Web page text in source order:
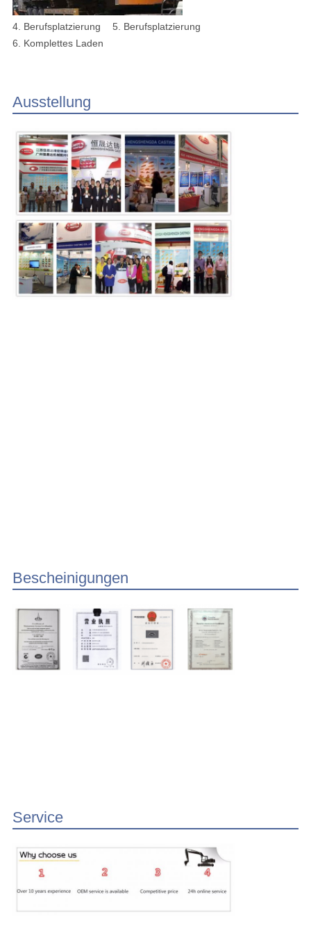
4. Berufsplatzierung 5. Berufsplatzierung
6. Komplettes Laden
Ausstellung
Bescheinigungen
Service